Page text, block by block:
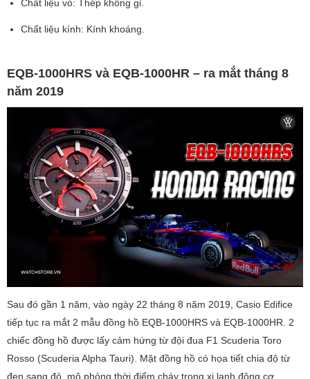
Chất liệu vỏ: Thép không gỉ.
Chất liệu kính: Kính khoáng.
EQB-1000HRS và EQB-1000HR – ra mắt tháng 8
năm 2019
Sau đó gần 1 năm, vào ngày 22 tháng 8 năm 2019, Casio Edifice
tiếp tục ra mắt 2 mẫu đồng hồ EQB-1000HRS và EQB-1000HR. 2
chiếc đồng hồ được lấy cảm hứng từ đội đua F1 Scuderia Toro
Rosso (Scuderia Alpha Tauri). Mặt đồng hồ có họa tiết chia độ từ
đen sang đỏ, mô phỏng thời điểm cháy trong xi lanh động cơ.